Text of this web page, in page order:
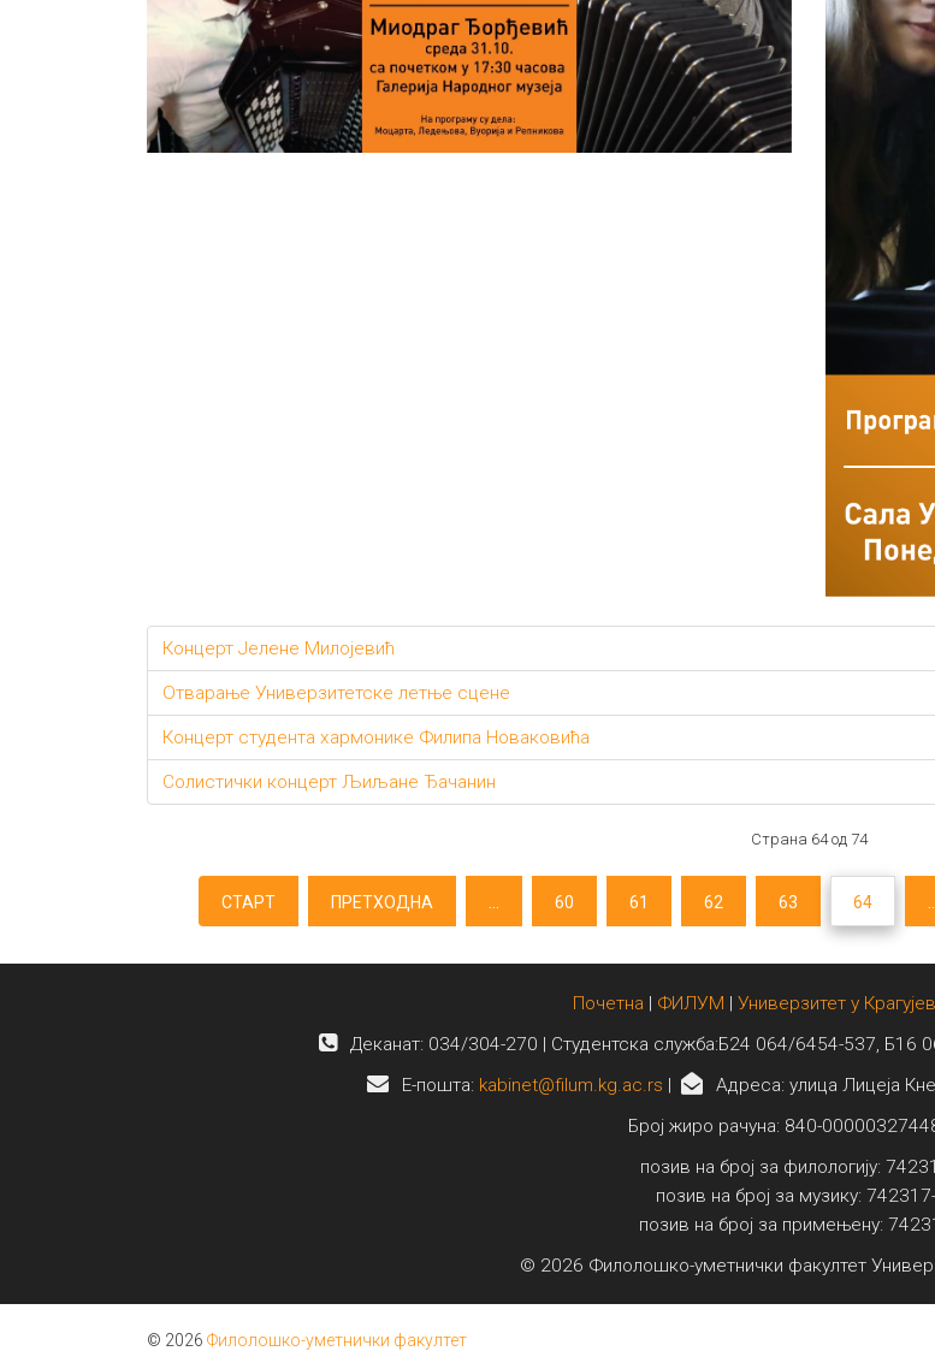
Концерт Јелене Милојевић
Отварање Универзитетске летње сцене
Концерт студента хармонике Филипа Новаковића
Солистички концерт Љиљане Ђачанин
Страна 64 од 74
СТАРТ ПРЕТХОДНА 60 61 62 63 64
Почетна | ФИЛУМ | Универзитет у
Деканат: 034/304-270 | Студентска служба:Б24 064/6454-537, Б16
E-пошта: kabinet@filum.kg.ac.rs |
Адреса: улица Лицеја
Број жиро рачуна: 840-
позив на број за филологију:
позив на број за музику:
позив на број за примењену:
© 2026 Филолошко-уметнички факултет
© 2026 Филолошко-уметнички факултет